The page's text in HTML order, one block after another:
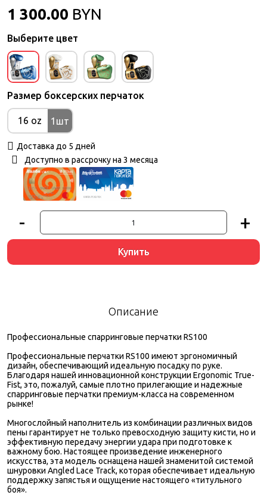
1 300.00 BYN
Выберите цвет
Размер боксерских перчаток
16 oz 1шт
Доставка до 5 дней
Доступно в рассрочку на 3 месяца
- +
Купить
Описание
Профессиональные спарринговые перчатки RS100
Профессиональные перчатки RS100 имеют эргономичный
дизайн, обеспечивающий идеальную посадку по руке.
Благодаря нашей инновационной конструкции Ergonomic True-
Fist, это, пожалуй, самые плотно прилегающие и надежные
спарринговые перчатки премиум-класса на современном
рынке!
Многослойный наполнитель из комбинации различных видов
пены гарантирует не только превосходную защиту кисти, но и
эффективную передачу энергии удара при подготовке к
важному бою. Настоящее произведение инженерного
искусства, эта модель оснащена нашей знаменитой системой
шнуровки Angled Lace Track, которая обеспечивает идеальную
поддержку запястья и ощущение настоящего «титульного
боя».